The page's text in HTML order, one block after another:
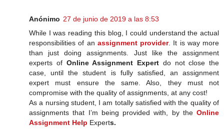
Anónimo 27 de junio de 2019 a las 8:53
While I was reading this blog, I could understand the actual
responsibilities of an assignment provider. It is way more
than just doing assignments. Just like the assignment
experts of Online Assignment Expert do not close the
case, until the student is fully satisfied, an assignment
expert must ensure the same. Also, they must not
compromise with the quality of assignments, at any cost!
As a nursing student, I am totally satisfied with the quality of
assignments that I’m being provided with, by the Online
Assignment Help Experts.